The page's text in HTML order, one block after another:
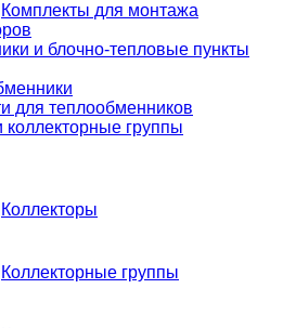
Комплекты для монтажа
и блочно-тепловые пункты
для теплообменников
коллекторные группы
Коллекторы
Коллекторные группы